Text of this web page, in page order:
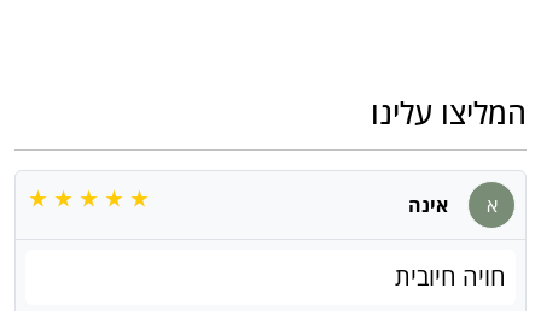
המליצו עלינו
א אינה
חויה חיובית